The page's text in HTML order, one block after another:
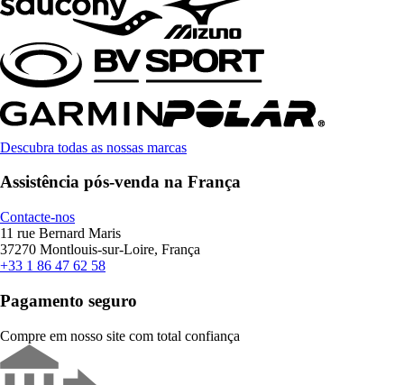
Descubra todas as nossas marcas
Assistência pós-venda na França
Contacte-nos
11 rue Bernard Maris
37270 Montlouis-sur-Loire, França
+33 1 86 47 62 58
Pagamento seguro
Compre em nosso site com total confiança